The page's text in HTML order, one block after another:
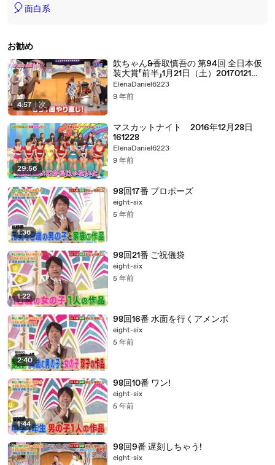
🎈面白系
お勧め
4:57 | 次
欽ちゃん&香取慎吾の 第94回 全日本仮
装大賞「前半」1月21日（土）20170121
part 2/2
ElenaDaniel6223
9 年前
29:56
マスカットナイト 2016年12月28日
161228
ElenaDaniel6223
9 年前
1:36
98回17番 プロポーズ
eight-six
5 年前
1:22
98回21番 ご祝儀袋
eight-six
5 年前
2:40
98回16番 水面を行くアメンボ
eight-six
5 年前
1:44
98回10番 ワン!
eight-six
5 年前
98回9番 遅刻しちゃう!
eight-six